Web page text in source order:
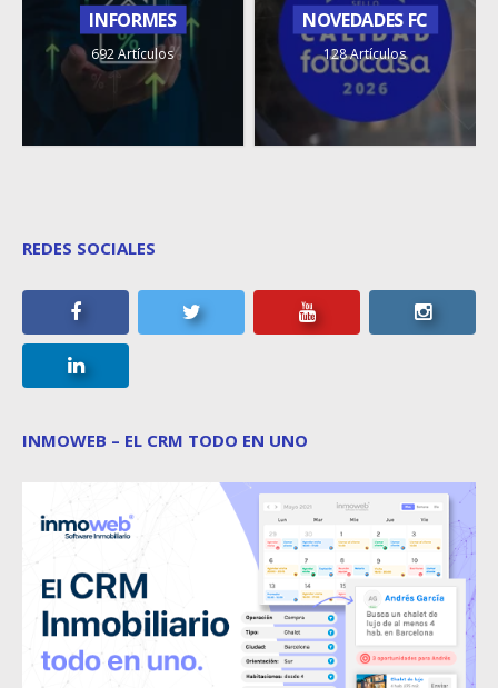
INFORMES
692 Artículos
NOVEDADES FC
128 Artículos
REDES SOCIALES
INMOWEB – EL CRM TODO EN UNO